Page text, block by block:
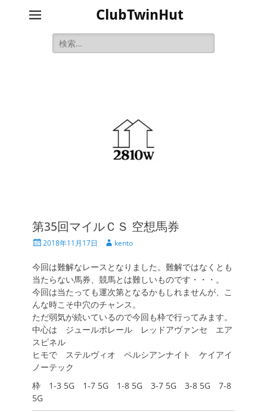
ClubTwinHut
検
索:
第35回マイルＣＳ 空想馬券
投
日
2018年11月17日
投
者
kento
今回は難解なレースとなりました。難解ではなくとも
当たらない馬券、競馬とは難しいものです・・・。
今回は当たっても運次第となるかもしれませんが、こ
んな時こそ中穴のチャンス。
ただ弱気が続いているので今回も枠で行ってみます。
中心は ジュールポレール レッドアヴァンセ エア
スピネル
ヒモで ステルヴィオ ペルシアンナイト ケイアイ
ノーテック
枠 1-3 5G 1-7 5G 1-8 5G 3-7 5G 3-8 5G 7-8
5G